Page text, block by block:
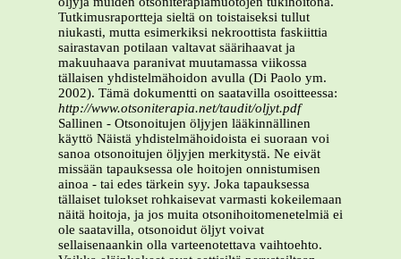
Tutkimusraportteja sieltä on toistaiseksi tullut
niukasti, mutta esimerkiksi nekroottista faskiittia
sairastavan potilaan valtavat säärihaavat ja
makuuhaava paranivat muutamassa viikossa
tällaisen yhdistelmähoidon avulla (Di Paolo ym.
2002). Tämä dokumentti on saatavilla osoitteessa:
http://www.otsoniterapia.net/taudit/oljyt.pdf
Sallinen - Otsonoitujen öljyjen lääkinnällinen
käyttö Näistä yhdistelmähoidoista ei suoraan voi
sanoa otsonoitujen öljyjen merkitystä. Ne eivät
missään tapauksessa ole hoitojen onnistumisen
ainoa - tai edes tärkein syy. Joka tapauksessa
tällaiset tulokset rohkaisevat varmasti kokeilemaan
näitä hoitoja, ja jos muita otsonihoitomenetelmiä ei
ole saatavilla, otsonoidut öljyt voivat
sellaisenaankin olla varteenotettava vaihtoehto.